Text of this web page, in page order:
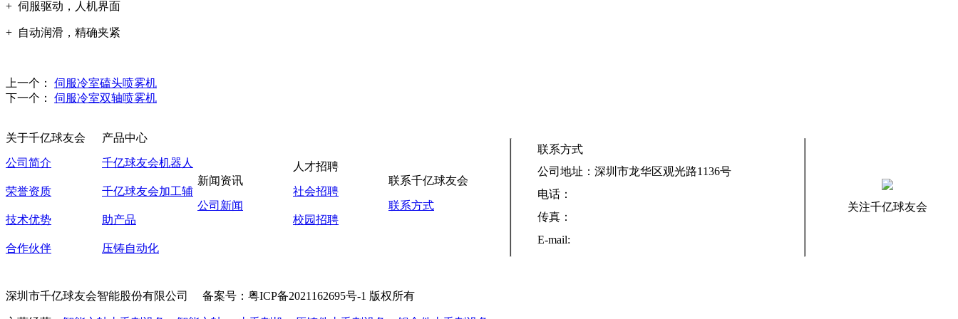
+ 伺服驱动，人机界面
+ 自动润滑，精确夹紧
上一个： 伺服冷室磕头喷雾机
下一个： 伺服冷室双轴喷雾机
关于千亿球友会
公司简介
荣誉资质
技术优势
合作伙伴
产品中心
千亿球友会机器人
千亿球友会加工辅
助产品
压铸自动化
新闻资讯
公司新闻
人才招聘
社会招聘
校园招聘
联系千亿球友会
联系方式
联系方式
公司地址：深圳市龙华区观光路1136号
电话：
传真：
E-mail:
关注千亿球友会
深圳市千亿球友会智能股份有限公司 备案号：粤ICP备2021162695号-1 版权所有